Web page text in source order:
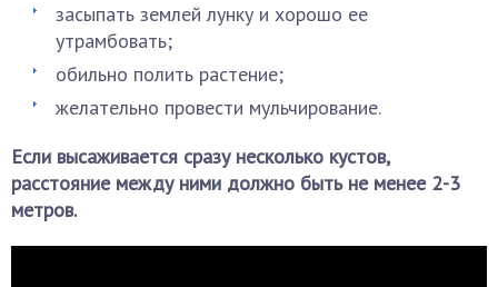
засыпать землей лунку и хорошо ее
утрамбовать;
обильно полить растение;
желательно провести мульчирование.
Если высаживается сразу несколько кустов,
расстояние между ними должно быть не менее 2-3
метров.